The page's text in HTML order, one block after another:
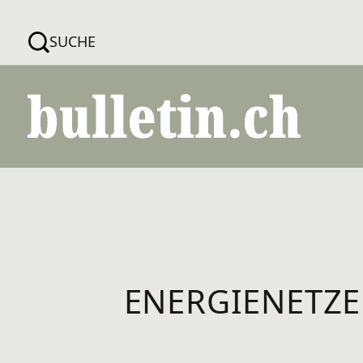
Inhalt
SUCHE
ENERGIENETZE